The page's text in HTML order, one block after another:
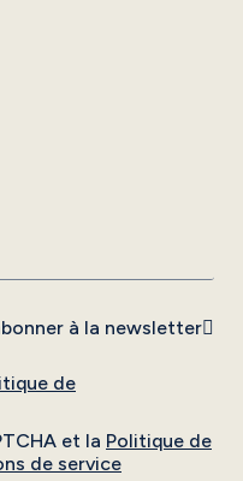
de
et la Politique de
de service
à la newsletter